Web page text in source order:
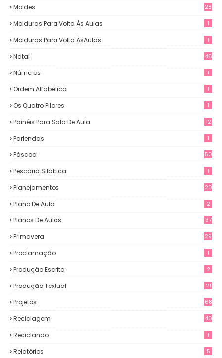
Moldes 28
Molduras Para Volta Às Aulas 1
Molduras Para Volta ÀsAulas 1
Natal 46
Números 1
Ordem Alfabética 1
Os Quatro Pilares 1
Painéis Para Sala De Aula
12
Parlendas 1
Páscoa 50
Pescaria Silábica 1
Planejamentos 20
Plano De Aula 2
Planos De Aulas 37
Primavera 29
Proclamação 1
Produção Escrita 2
Produção Textual 21
Projetos 68
Reciclagem 40
Reciclando 1
Relatórios 5